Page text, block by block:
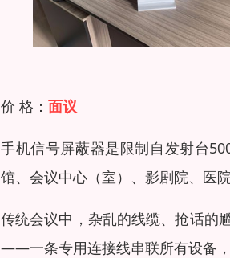
价 格： 面议
手机信号屏蔽器是限制自发射台
馆、会议中心（室）、影剧院、医
传统会议中，杂乱的线缆、抢话的
——一条专用连接线串联所有设备，